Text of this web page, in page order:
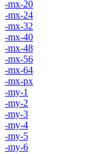
-mx-20
-mx-24
-mx-32
-mx-40
-mx-48
-mx-56
-mx-64
-mx-px
-my-1
-my-2
-my-3
-my-4
-my-5
-my-6